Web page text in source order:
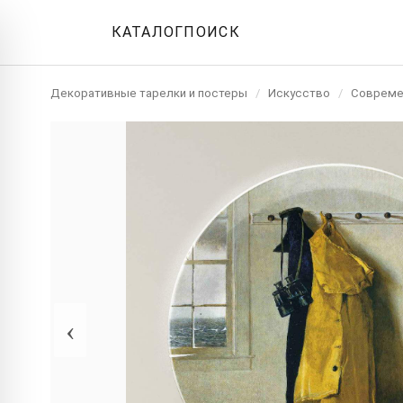
КАТАЛОГПОИСК
Декоративные тарелки и постеры / Искусство /
‹